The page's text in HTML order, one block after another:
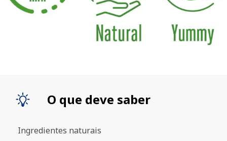
O que deve saber
Ingredientes naturais